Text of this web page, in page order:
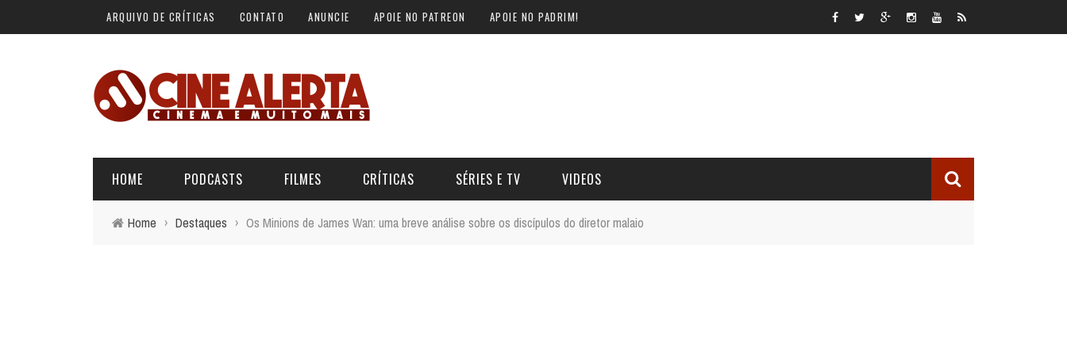
ARQUIVO DE CRÍTICAS CONTATO ANUNCIE APOIE NO PATREON APOIE NO PADRIM!
HOME PODCASTS FILMES CRÍTICAS SÉRIES E TV VIDEOS
Home › Destaques › Os Minions de James Wan: uma breve análise sobre os discípulos do diretor malaio